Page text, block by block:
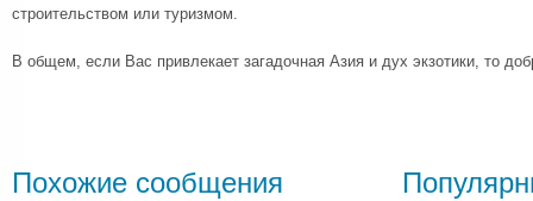
строительством или туризмом.
В общем, если Вас привлекает загадочная Азия и дух экзотики, то
Похожие сообщения